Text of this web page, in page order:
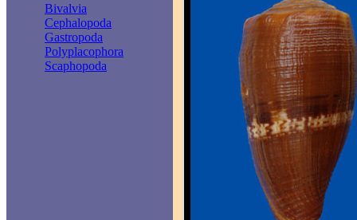
Bivalvia
Cephalopoda
Gastropoda
Polyplacophora
Scaphopoda